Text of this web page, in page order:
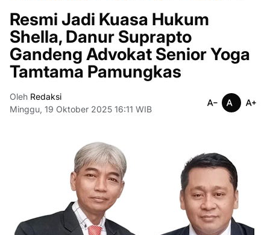
Resmi Jadi Kuasa Hukum
Shella, Danur Suprapto
Gandeng Advokat Senior Yoga
Tamtama Pamungkas
Oleh Redaksi
Minggu, 19 Oktober 2025 16:11 WIB